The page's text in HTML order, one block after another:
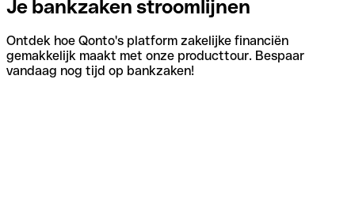
Je bankzaken stroomlijnen
Ontdek hoe Qonto's platform zakelijke financiën
gemakkelijk maakt met onze producttour. Bespaar
vandaag nog tijd op bankzaken!